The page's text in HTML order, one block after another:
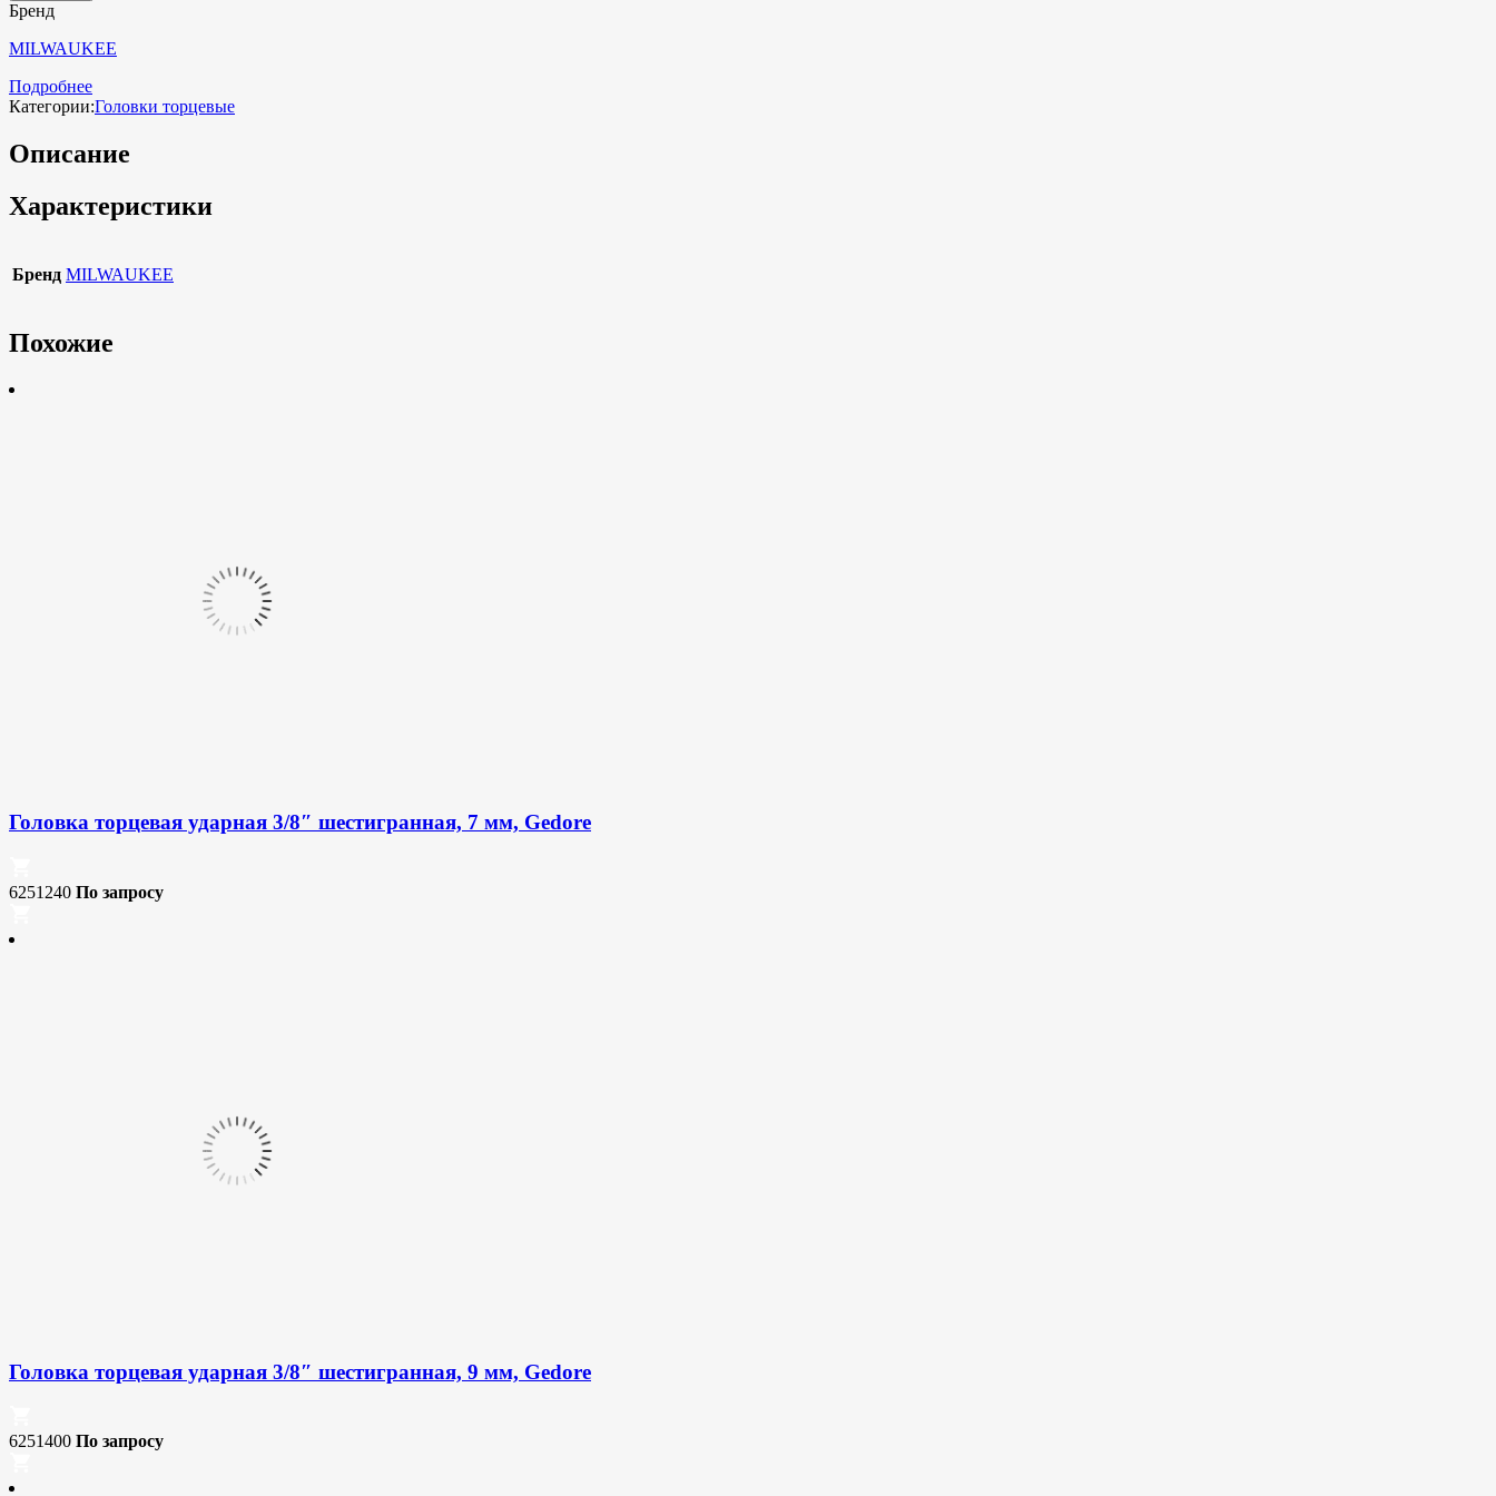
Бренд
MILWAUKEE
Подробнее
Категории:Головки торцевые
Описание
Характеристики
Бренд MILWAUKEE
Похожие
Головка торцевая ударная 3/8″ шестигранная, 7 мм, Gedore
6251240 По запросу
Головка торцевая ударная 3/8″ шестигранная, 9 мм, Gedore
6251400 По запросу